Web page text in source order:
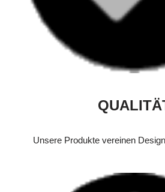
Unsere Produkte vereinen